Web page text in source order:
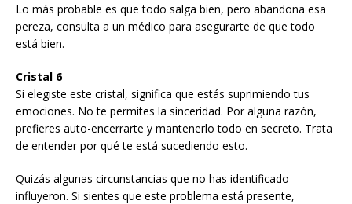
Lo más probable es que todo salga bien, pero abandona esa
pereza, consulta a un médico para asegurarte de que todo
está bien.
Cristal 6
Si elegiste este cristal, significa que estás suprimiendo tus
emociones. No te permites la sinceridad. Por alguna razón,
prefieres auto-encerrarte y mantenerlo todo en secreto. Trata
de entender por qué te está sucediendo esto.
Quizás algunas circunstancias que no has identificado
influyeron. Si sientes que este problema está presente,